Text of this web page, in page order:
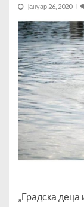
јануар 26, 2020
„Градска деца